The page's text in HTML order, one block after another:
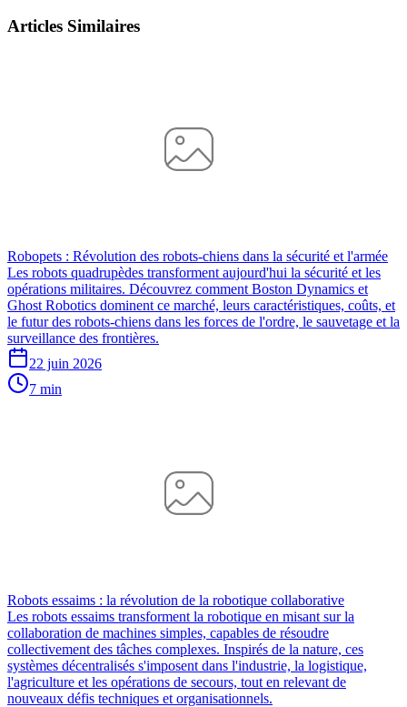
Articles Similaires
Robopets : Révolution des robots-chiens dans la sécurité et l'armée
Les robots quadrupèdes transforment aujourd'hui la sécurité et les
opérations militaires. Découvrez comment Boston Dynamics et
Ghost Robotics dominent ce marché, leurs caractéristiques, coûts, et
le futur des robots-chiens dans les forces de l'ordre, le sauvetage et la
surveillance des frontières.
22 juin 2026
7 min
Robots essaims : la révolution de la robotique collaborative
Les robots essaims transforment la robotique en misant sur la
collaboration de machines simples, capables de résoudre
collectivement des tâches complexes. Inspirés de la nature, ces
systèmes décentralisés s'imposent dans l'industrie, la logistique,
l'agriculture et les opérations de secours, tout en relevant de
nouveaux défis techniques et organisationnels.